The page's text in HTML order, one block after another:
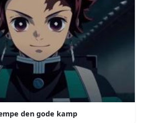
den gode kamp